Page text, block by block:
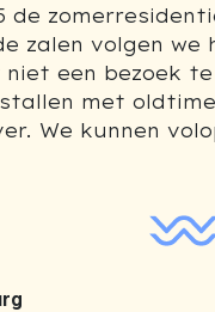
de
zalen volgen
niet een bezoek
met
We kunnen